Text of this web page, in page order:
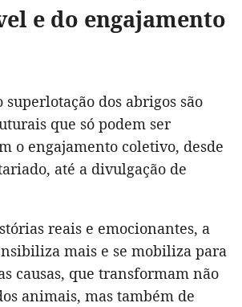
e do engajamento
superlotação dos abrigos são
que só podem ser
o engajamento coletivo, desde
até a divulgação de
reais e emocionantes, a
mais e se mobiliza para
causas, que transformam não
animais, mas também de